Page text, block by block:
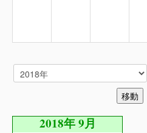
2018年 9月